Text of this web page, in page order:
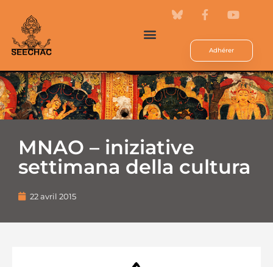
Adhérer
MNAO – iniziative
settimana della cultura
22 avril 2015